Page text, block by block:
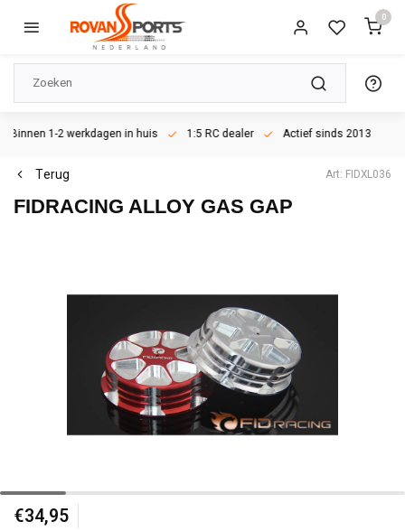
0
Binnen 1-2 werkdagen in huis 1:5 RC dealer Actief sinds 2013
Terug Art: FIDXL036
FIDRACING ALLOY GAS GAP
€34,95